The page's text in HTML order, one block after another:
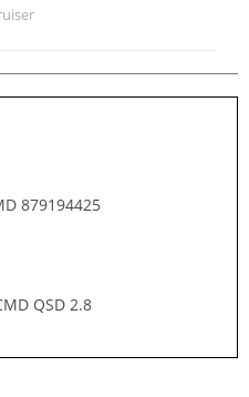
879194425
QSD 2.8